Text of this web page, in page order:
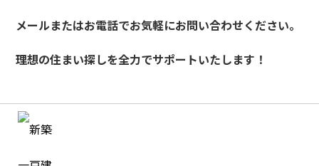
メールまたはお電話でお気軽にお問い合わせください。
理想の住まい探しを全力でサポートいたします！